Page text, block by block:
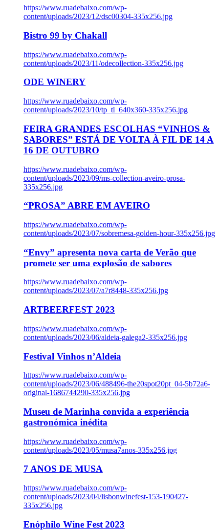
https://www.ruadebaixo.com/wp-
content/uploads/2023/12/dsc00304-335x256.jpg
Bistro 99 by Chakall
https://www.ruadebaixo.com/wp-
content/uploads/2023/11/odecollection-335x256.jpg
ODE WINERY
https://www.ruadebaixo.com/wp-
content/uploads/2023/10/tp_tl_640x360-335x256.jpg
FEIRA GRANDES ESCOLHAS “VINHOS &
SABORES” ESTÁ DE VOLTA À FIL DE 14 A
16 DE OUTUBRO
https://www.ruadebaixo.com/wp-
content/uploads/2023/09/ms-collection-aveiro-prosa-
335x256.jpg
“PROSA” ABRE EM AVEIRO
https://www.ruadebaixo.com/wp-
content/uploads/2023/07/sobremesa-golden-hour-335x256.jpg
“Envy” apresenta nova carta de Verão que
promete ser uma explosão de sabores
https://www.ruadebaixo.com/wp-
content/uploads/2023/07/a7r8448-335x256.jpg
ARTBEERFEST 2023
https://www.ruadebaixo.com/wp-
content/uploads/2023/06/aldeia-galega2-335x256.jpg
Festival Vinhos n’Aldeia
https://www.ruadebaixo.com/wp-
content/uploads/2023/06/488496-the20spot20pt_04-5b72a6-
original-1686744290-335x256.jpg
Museu de Marinha convida a experiência
gastronómica inédita
https://www.ruadebaixo.com/wp-
content/uploads/2023/05/musa7anos-335x256.jpg
7 ANOS DE MUSA
https://www.ruadebaixo.com/wp-
content/uploads/2023/04/lisbonwinefest-153-190427-
335x256.jpg
Enóphilo Wine Fest 2023